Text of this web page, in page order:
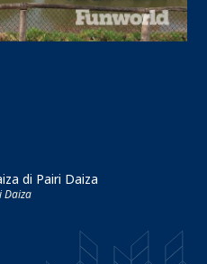
di Pairi Daiza
Daiza